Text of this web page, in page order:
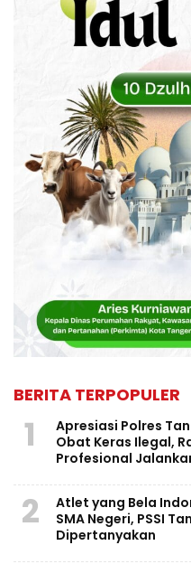
BERITA TERPOPULER
1
Apresiasi Polres
Obat Keras Ilegal,
Profesional
2
Atlet yang Bela
SMA Negeri, PSSI
Dipertanyakan